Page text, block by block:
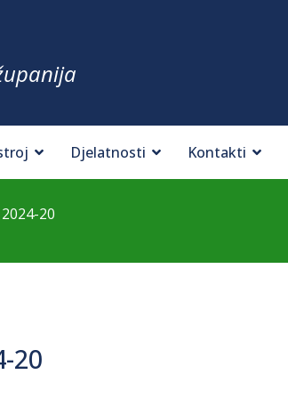
Djelatnosti Kontakti
20
20